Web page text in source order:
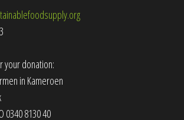
your donation:
in Kameroen
0340 8130 40